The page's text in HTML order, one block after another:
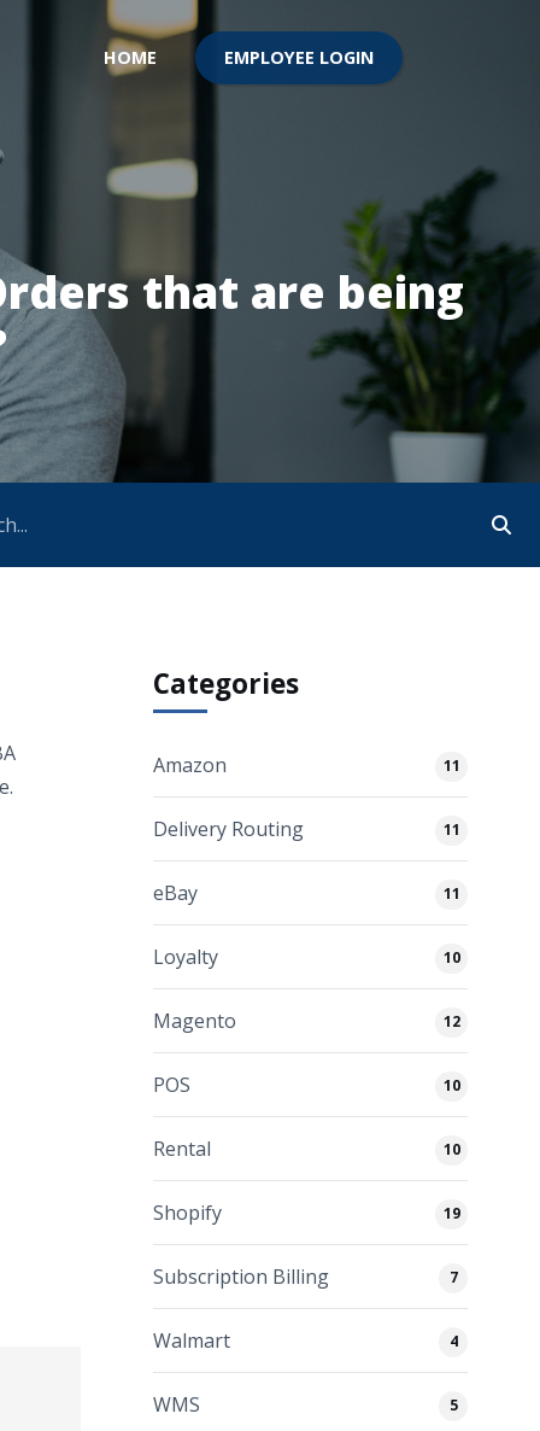
HOME EMPLOYEE LOGIN
that are being
Categories
Amazon 11
Delivery Routing 11
eBay 11
Loyalty 10
Magento 12
POS 10
Rental 10
Shopify 19
Subscription Billing 7
Walmart 4
WMS 5